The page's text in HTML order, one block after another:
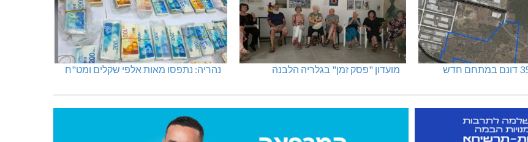
מועדון "פסק זמן" בגלריה הלבנה נהריה: נתפסו מאות אלפי שקלים ומט"ח